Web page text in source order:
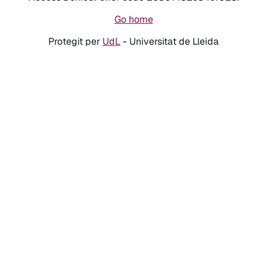
Go home
Protegit per UdL- Universitat de Lleida